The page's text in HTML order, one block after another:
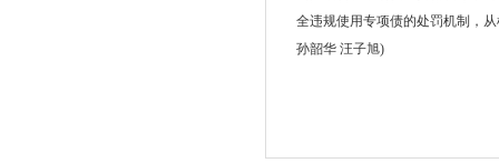
全违规使用专项债的处罚机制，
孙韶华 汪子旭)